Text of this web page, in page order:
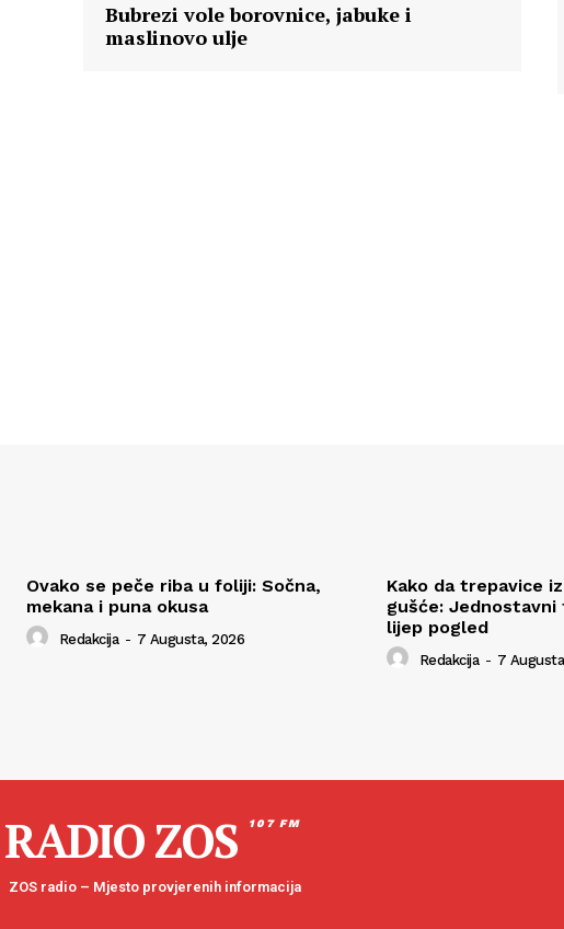
Bubrezi vole borovnice, jabuke i
maslinovo ulje
Ovako se peče riba u foliji: Sočna,
mekana i puna okusa
Redakcija - 7 Augusta, 2026
Kako da trepavice
gušće:
lijep pogled
Redakcija - 7
RADIO ZOS 107 FM
ZOS radio – Mjesto provjerenih informacija